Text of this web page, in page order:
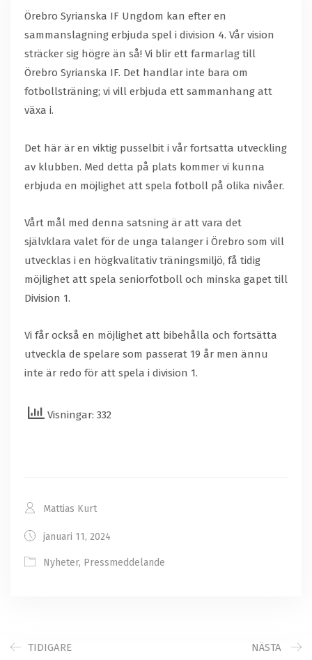
Örebro Syrianska IF Ungdom kan efter en
sammanslagning erbjuda spel i division 4. Vår vision
sträcker sig högre än så! Vi blir ett farmarlag till
Örebro Syrianska IF. Det handlar inte bara om
fotbollsträning; vi vill erbjuda ett sammanhang att
växa i.
Det här är en viktig pusselbit i vår fortsatta utveckling
av klubben. Med detta på plats kommer vi kunna
erbjuda en möjlighet att spela fotboll på olika nivåer.
Vårt mål med denna satsning är att vara det
självklara valet för de unga talanger i Örebro som vill
utvecklas i en högkvalitativ träningsmiljö, få tidig
möjlighet att spela seniorfotboll och minska gapet till
Division 1.
Vi får också en möjlighet att bibehålla och fortsätta
utveckla de spelare som passerat 19 år men ännu
inte är redo för att spela i division 1.
Visningar: 332
Mattias Kurt
januari 11, 2024
Nyheter, Pressmeddelande
TIDIGARE NÄSTA